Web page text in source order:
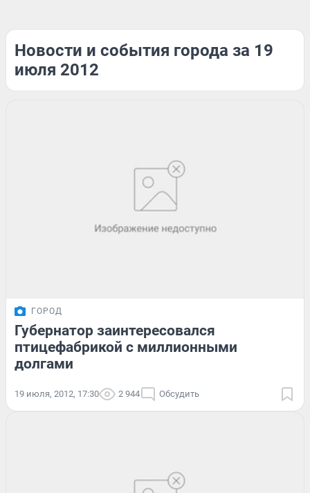
Новости и события города за 19
июля 2012
ГОРОД
Губернатор заинтересовался
птицефабрикой с миллионными
долгами
19 июля, 2012, 17:30 2 944 Обсудить